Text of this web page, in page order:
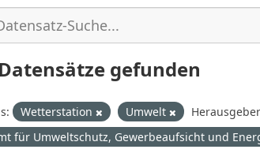
gefunden
Wetterstation Umwelt
für Umweltschutz, Gewerbeaufsicht und